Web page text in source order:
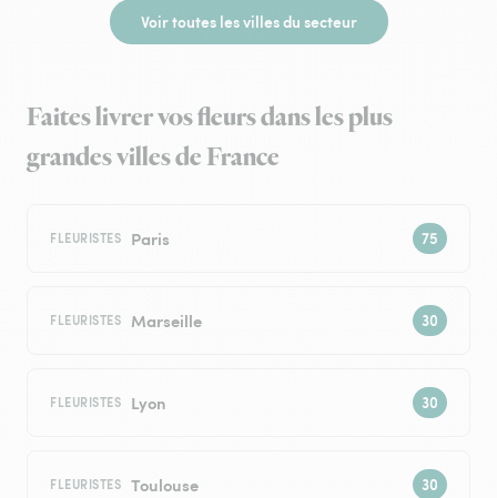
Voir toutes les villes du secteur
Faites livrer vos fleurs dans les plus
grandes villes de France
FLEURISTES Paris
FLEURISTES Marseille
FLEURISTES Lyon
FLEURISTES Toulouse